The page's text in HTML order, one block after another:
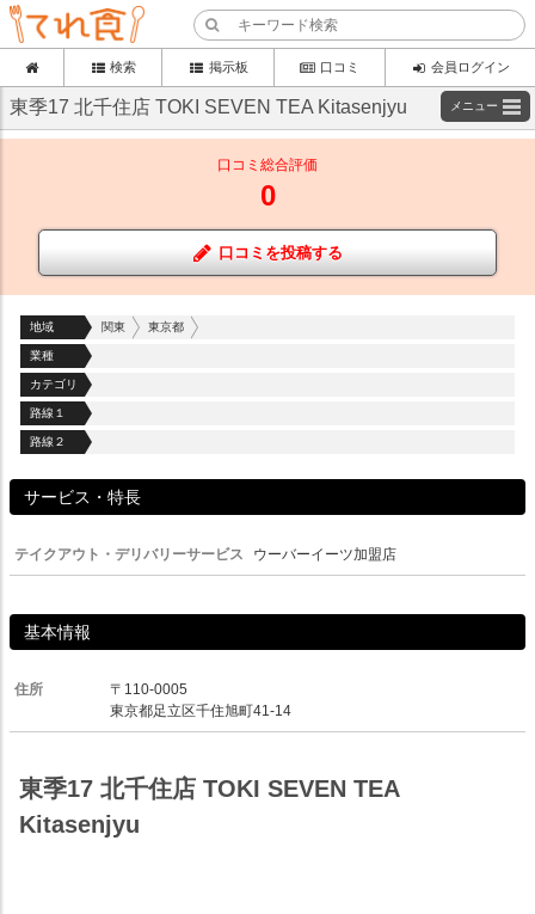
検索 掲示板 口コミ 会員ログイン
東季17 北千住店 TOKI SEVEN TEA Kitasenjyu メニュー
口コミ総合評価
0
口コミを投稿する
地域 関東 東京都
業種
カテゴリ
路線１
路線２
サービス・特長
テイクアウト・デリバリーサービス ウーバーイーツ加盟店
基本情報
住所
〒110-0005
東京都足立区千住旭町41-14
東季17 北千住店 TOKI SEVEN TEA
Kitasenjyu